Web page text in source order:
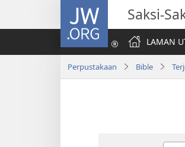
JW.ORG Saksi-
LAMAN
Perpustakaan Bible